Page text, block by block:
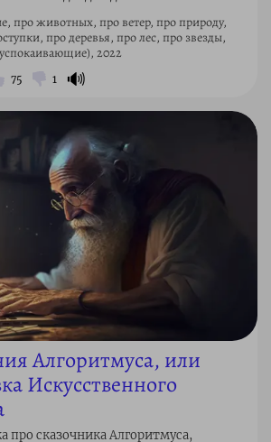
про животных, про ветер, про природу,
про деревья, про лес, про звезды,
2022
75 1 🔊
Алгоритмуса, или
Искусственного
про сказочника Алгоритмуса,